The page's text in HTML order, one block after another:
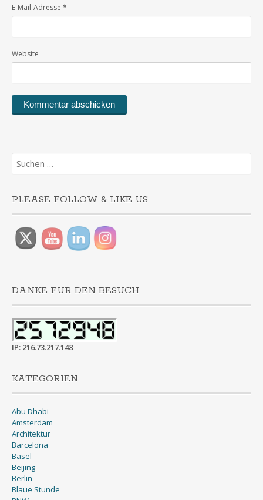
E-Mail-Adresse *
Website
Suchen
nach:
PLEASE FOLLOW & LIKE US
DANKE FÜR DEN BESUCH
IP: 216.73.217.148
KATEGORIEN
Abu Dhabi
Amsterdam
Architektur
Barcelona
Basel
Beijing
Berlin
Blaue Stunde